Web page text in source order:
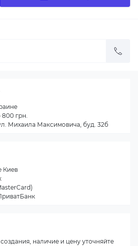
800 грн.
Михаила Максимовича, буд. 32б
Киев
наличие и цену уточняйте